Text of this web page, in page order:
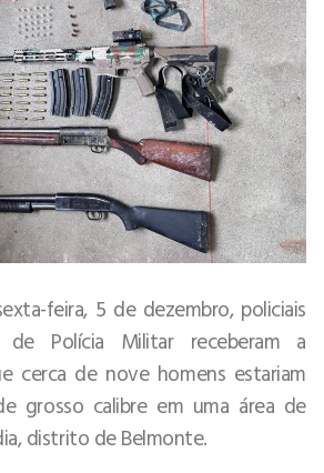
feira, 5 de dezembro, policiais
Polícia Militar receberam a
cerca de nove homens estariam
grosso calibre em uma área de
distrito de Belmonte.